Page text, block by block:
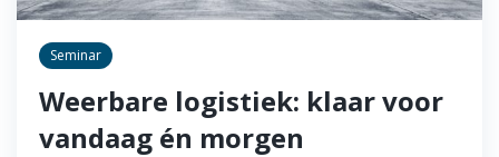
Seminar
Weerbare logistiek: klaar voor
vandaag én morgen